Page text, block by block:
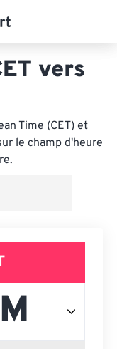
vers
Time (CET) et
le champ d'heure